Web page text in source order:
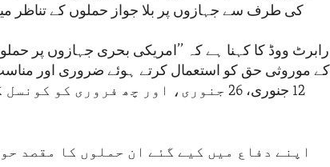
کی طرف سے جہازوں پر بلا جواز حملوں کے تناظر
رابرٹ ووڈ کا کہنا ہے کہ ’’امریکی بحری جہازوں پر
کے موروثی حق کو استعمال کرتے ہوئے ضروری اور
12 جنوری، 26 جنوری، اور چھ فروری کو
اپنے دفاع میں کیے گئے ان حملوں کا مقصد